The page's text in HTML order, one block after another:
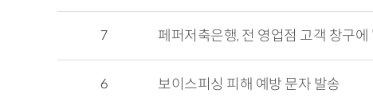
7 페퍼저축은행, 전 영업점 고객 창구
6 보이스피싱 피해 예방 문자 발송